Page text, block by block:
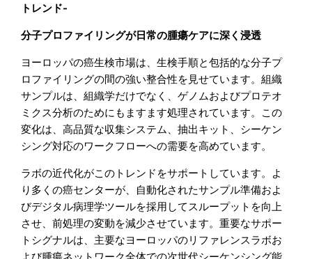
トレンド-
分子プロファイリングが日常の腫瘍ケアに深く浸透
ヨーロッパの癌生検市場は、生検手順と包括的な分子プ
ロファイリングの間の強い整合性を見せています。組織
サンプルは、組織学だけでなく、ゲノムおよびプロテオ
ミクス分析のためにもますます処理されています。この
変化は、高品質な収集システム、抽出キット、シーケン
シング対応のワークフローへの需要を高めています。
ラボの近代化がこのトレンドをサポートしています。よ
り多くの癌センターが、自動化されたサンプル準備およ
びデジタル病理学ツールを採用してスループットを向上
させ、前処理の変動を減少させています。重要なサポー
トシグナルは、主要なヨーロッパのリファレンスラボお